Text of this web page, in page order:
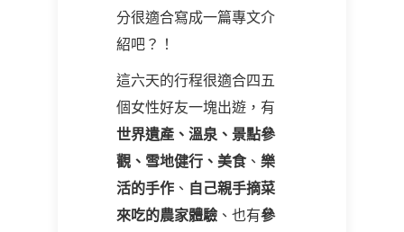
分很適合寫成一篇專文介
紹吧？！
這六天的行程很適合四五
個女性好友一塊出遊，有
世界遺產、溫泉、景點參
觀、雪地健行、美食、 樂
活的手作 、 自己親手摘菜
來吃的農家體驗 、也有參